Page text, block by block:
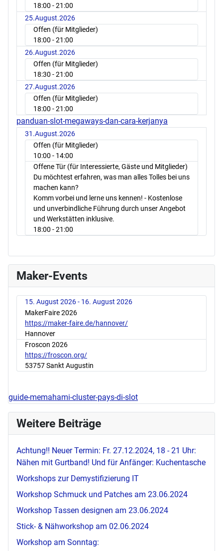
18:00 - 21:00
25.August.2026
Offen (für Mitglieder)
18:00 - 21:00
26.August.2026
Offen (für Mitglieder)
18:30 - 21:00
27.August.2026
Offen (für Mitglieder)
18:00 - 21:00
panduan-slot-megaways-dan-cara-kerjanya
31.August.2026
Offen (für Mitglieder)
10:00 - 14:00
Offene Tür (für Interessierte, Gäste und Mitglieder)
Du möchtest erfahren, was man alles Tolles bei uns
machen kann?
Komm vorbei und lerne uns kennen! - Kostenlose
und unverbindliche Führung durch unser Angebot
und Werkstätten inklusive.
18:00 - 21:00
Maker-Events
15. August 2026 - 16. August 2026
MakerFaire 2026
https://maker-faire.de/hannover/
Hannover
Froscon 2026
https://froscon.org/
53757 Sankt Augustin
guide-memahami-cluster-pays-di-slot
Weitere Beiträge
Achtung!! Neuer Termin: Fr. 27.12.2024, 18 - 21 Uhr:
Nähen mit Gurtband! Und für Anfänger: Kuchentasche
Workshops zur Demystifizierung IT
Workshop Schmuck und Patches am 23.06.2024
Workshop Tassen designen am 23.06.2024
Stick- & Nähworkshop am 02.06.2024
Workshop am Sonntag: